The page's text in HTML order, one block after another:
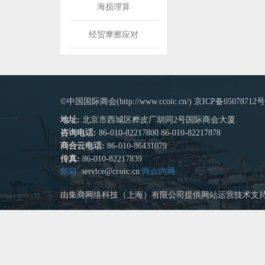
海损理算
经贸摩擦应对
©中国国际商会(http://www.ccoic.cn/) 京ICP备05078712号
地址: 北京市西城区桦皮厂胡同2号国际商会大厦
咨询电话: 86-010-82217800 86-010-82217878
商合云电话: 86-010-86431079
传真: 86-010-82217839
邮箱 service@ccoic.cn商会内网
由集商网络科技（上海）有限公司提供网站运营技术支